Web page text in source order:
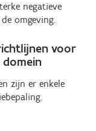
negatieve
omgeving.
voor
zijn er enkele